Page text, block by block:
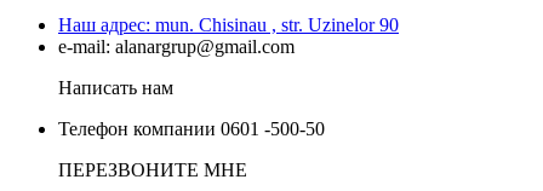
Наш адрес: mun. Chisinau , str. Uzinelor 90
e-mail: alanargrup@gmail.com
Написать нам
Телефон компании 0601 -500-50
ПЕРЕЗВОНИТЕ МНЕ